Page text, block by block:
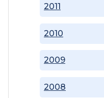
2008
2009
2010
2011